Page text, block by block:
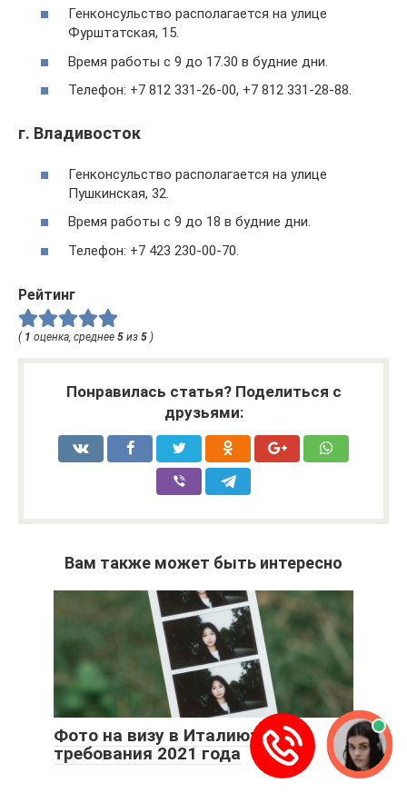
Генконсульство располагается на улице
Фурштатская, 15.
Время работы с 9 до 17.30 в будние дни.
Телефон: +7 812 331‑26-00, +7 812 331‑28-88.
г. Владивосток
Генконсульство располагается на улице
Пушкинская, 32.
Время работы с 9 до 18 в будние дни.
Телефон: +7 423 230‑00-70.
Рейтинг
( 1 оценка, среднее 5 из 5 )
Понравилась статья? Поделиться с
друзьями:
Вам также может быть интересно
Фото на визу в Италию:
требования 2021 года